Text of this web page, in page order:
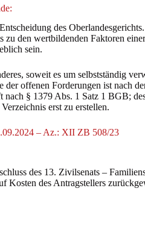
des
zu den wertbildenden Faktoren
sein.
soweit es um selbstständig
der offenen Forderungen ist nach
nach § 1379 Abs. 1 Satz 1 BGB;
erst zu erstellen.
– Az.: XII ZB 508/23
des 13. Zivilsenats –
Kosten des Antragstellers